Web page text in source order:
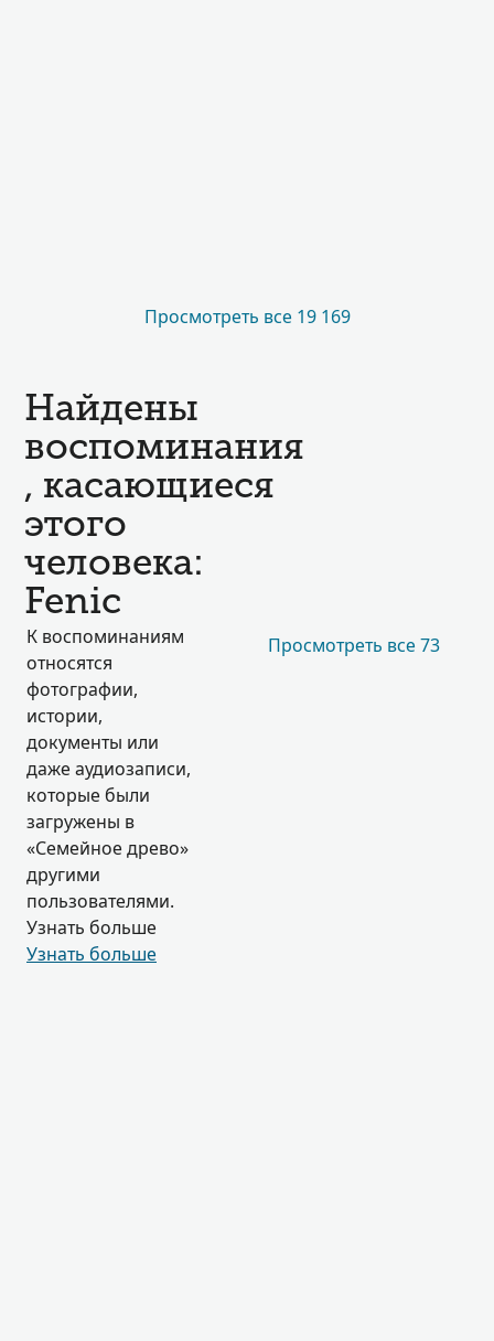
Просмотреть все 19 169
Найдены
воспоминания
, касающиеся
этого
человека:
Fenic
К воспоминаниям
относятся
фотографии,
истории,
документы или
даже аудиозаписи,
которые были
загружены в
«Семейное древо»
другими
пользователями.
Узнать больше
Узнать больше
Просмотреть все 73